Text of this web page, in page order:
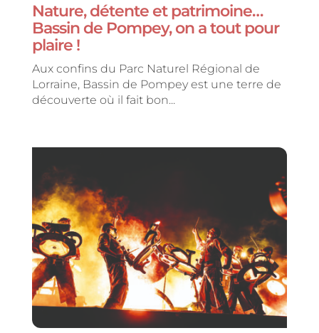
Nature, détente et patrimoine…
Bassin de Pompey, on a tout pour
plaire !
Aux confins du Parc Naturel Régional de
Lorraine, Bassin de Pompey est une terre de
découverte où il fait bon...